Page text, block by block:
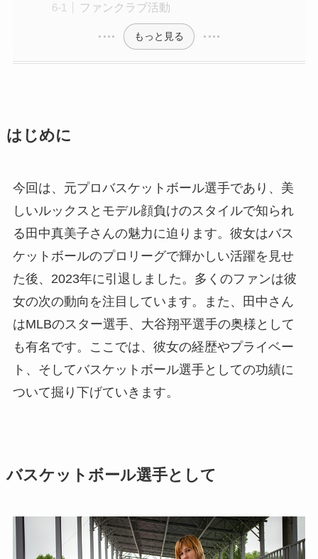
ファンクラブ活動
もっと見る
はじめに
今回は、元プロバスケットボール選手であり、美
しいルックスとモデル顔負けのスタイルで知られ
る田中真美子さんの魅力に迫ります。彼女はバス
ケットボールのプロリーグで輝かしい活躍を見せ
た後、2023年に引退しました。多くのファンは彼
女の次の動向を注目しています。また、田中さん
はMLBのスター選手、大谷翔平選手の奥様として
も有名です。ここでは、彼女の経歴やプライベー
ト、そしてバスケットボール選手としての功績に
ついて掘り下げていきます。
バスケットボール選手として